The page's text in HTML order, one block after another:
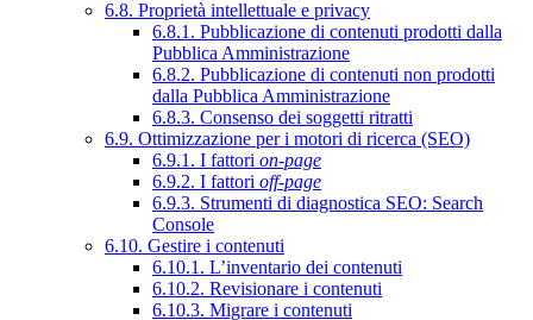
6.8. Proprietà intellettuale e privacy
6.8.1. Pubblicazione di contenuti prodotti dalla
Pubblica Amministrazione
6.8.2. Pubblicazione di contenuti non prodotti
dalla Pubblica Amministrazione
6.8.3. Consenso dei soggetti ritratti
6.9. Ottimizzazione per i motori di ricerca (SEO)
6.9.1. I fattori on-page
6.9.2. I fattori off-page
6.9.3. Strumenti di diagnostica SEO: Search
Console
6.10. Gestire i contenuti
6.10.1. L’inventario dei contenuti
6.10.2. Revisionare i contenuti
6.10.3. Migrare i contenuti